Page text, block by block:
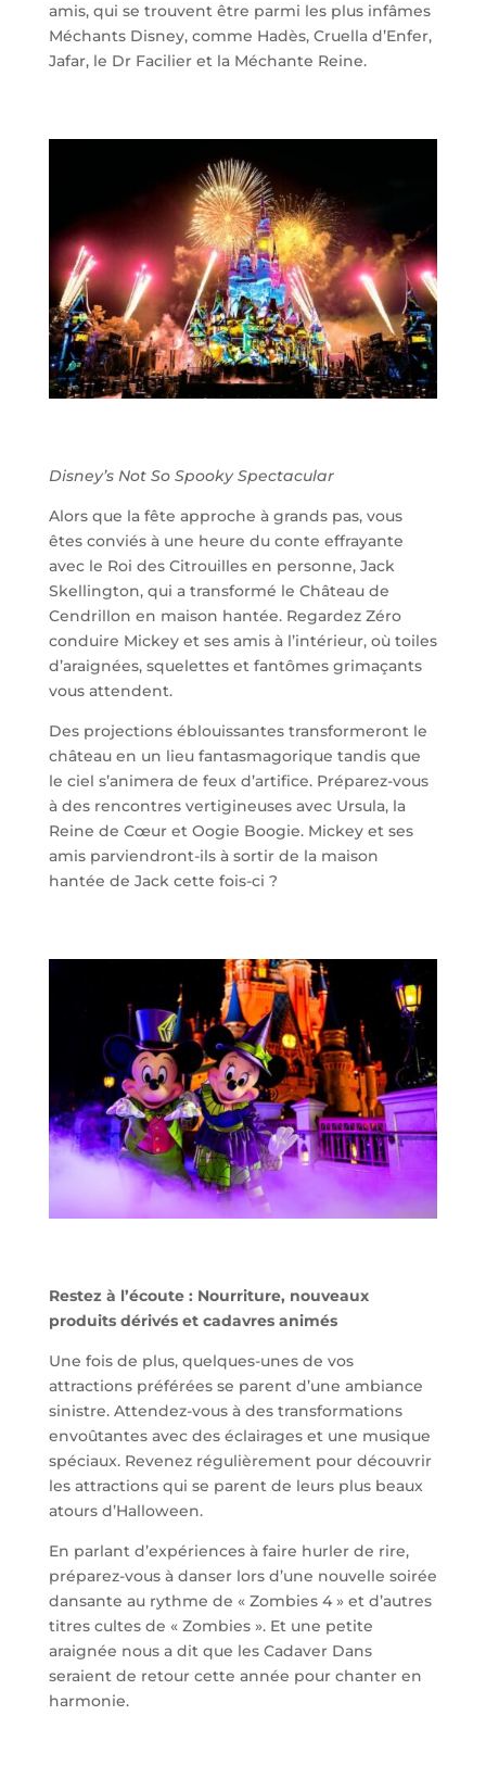
amis, qui se trouvent être parmi les plus infâmes
Méchants Disney, comme Hadès, Cruella d’Enfer,
Jafar, le Dr Facilier et la Méchante Reine.
Disney’s Not So Spooky Spectacular
Alors que la fête approche à grands pas, vous
êtes conviés à une heure du conte effrayante
avec le Roi des Citrouilles en personne, Jack
Skellington, qui a transformé le Château de
Cendrillon en maison hantée. Regardez Zéro
conduire Mickey et ses amis à l’intérieur, où toiles
d’araignées, squelettes et fantômes grimaçants
vous attendent.
Des projections éblouissantes transformeront le
château en un lieu fantasmagorique tandis que
le ciel s’animera de feux d’artifice. Préparez-vous
à des rencontres vertigineuses avec Ursula, la
Reine de Cœur et Oogie Boogie. Mickey et ses
amis parviendront-ils à sortir de la maison
hantée de Jack cette fois-ci ?
Restez à l’écoute : Nourriture, nouveaux
produits dérivés et cadavres animés
Une fois de plus, quelques-unes de vos
attractions préférées se parent d’une ambiance
sinistre. Attendez-vous à des transformations
envoûtantes avec des éclairages et une musique
spéciaux. Revenez régulièrement pour découvrir
les attractions qui se parent de leurs plus beaux
atours d’Halloween.
En parlant d’expériences à faire hurler de rire,
préparez-vous à danser lors d’une nouvelle soirée
dansante au rythme de « Zombies 4 » et d’autres
titres cultes de « Zombies ». Et une petite
araignée nous a dit que les Cadaver Dans
seraient de retour cette année pour chanter en
harmonie.